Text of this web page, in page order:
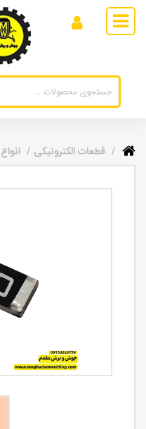
قطعات الکترونیکی